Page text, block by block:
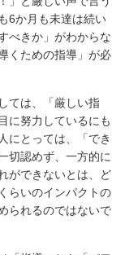
6か月も未達は続い
べきか」がわからな
くための指導」が必
ては、「厳しい指
に努力しているにも
にとっては、「でき
切認めず、一方的に
ができないとは、ど
らいのインパクトの
られるのではないで